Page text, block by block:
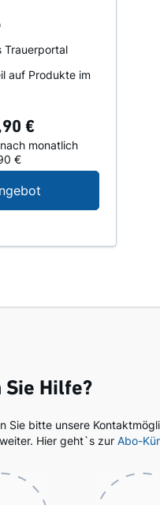
Trauerportal
auf Produkte im
€
monatlich
€
Sie Hilfe?
Sie bitte unsere
Hier geht`s zur Abo-